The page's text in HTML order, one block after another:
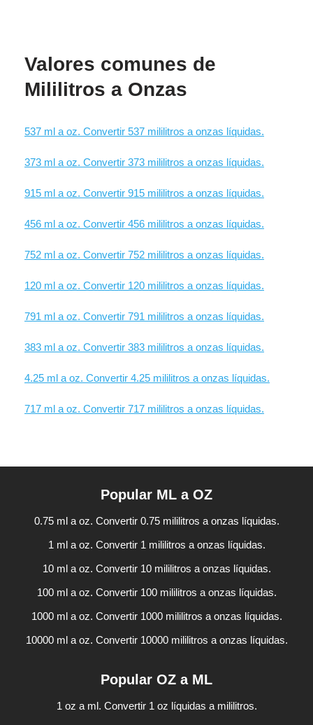
Valores comunes de
Mililitros a Onzas
537 ml a oz. Convertir 537 mililitros a onzas líquidas.
373 ml a oz. Convertir 373 mililitros a onzas líquidas.
915 ml a oz. Convertir 915 mililitros a onzas líquidas.
456 ml a oz. Convertir 456 mililitros a onzas líquidas.
752 ml a oz. Convertir 752 mililitros a onzas líquidas.
120 ml a oz. Convertir 120 mililitros a onzas líquidas.
791 ml a oz. Convertir 791 mililitros a onzas líquidas.
383 ml a oz. Convertir 383 mililitros a onzas líquidas.
4.25 ml a oz. Convertir 4.25 mililitros a onzas líquidas.
717 ml a oz. Convertir 717 mililitros a onzas líquidas.
Popular ML a OZ
0.75 ml a oz. Convertir 0.75 mililitros a onzas líquidas.
1 ml a oz. Convertir 1 mililitros a onzas líquidas.
10 ml a oz. Convertir 10 mililitros a onzas líquidas.
100 ml a oz. Convertir 100 mililitros a onzas líquidas.
1000 ml a oz. Convertir 1000 mililitros a onzas líquidas.
10000 ml a oz. Convertir 10000 mililitros a onzas líquidas.
Popular OZ a ML
1 oz a ml. Convertir 1 oz líquidas a mililitros.